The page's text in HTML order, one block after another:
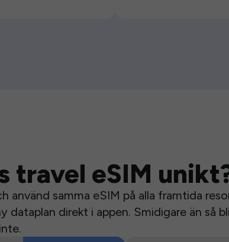
travel eSIM
använd samma eSIM på alla framtida
dataplan direkt i appen. Smidigare än så